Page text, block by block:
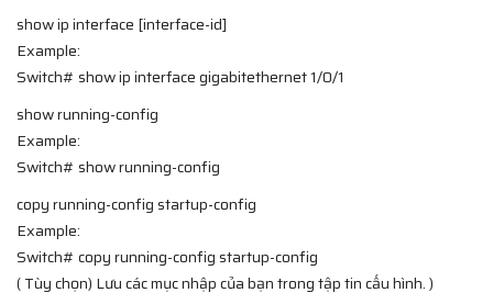
show ip interface [interface-id]
Example:
Switch# show ip interface gigabitethernet 1/0/1
show running-config
Example:
Switch# show running-config
copy running-config startup-config
Example:
Switch# copy running-config startup-config
( Tùy chọn) Lưu các mục nhập của bạn trong tập tin cấu hình. )